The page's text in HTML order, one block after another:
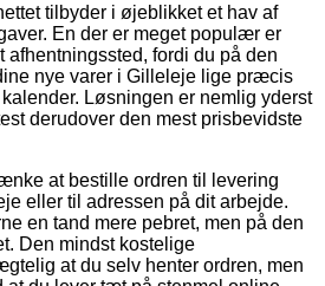
tilbyder i øjeblikket et hav af
En der er meget populær er
afhentningssted, fordi du på den
nye varer i Gilleleje lige præcis
Løsningen er nemlig yderst
derudover den mest prisbevidste
at bestille ordren til levering
eller til adressen på dit arbejde.
en tand mere pebret, men på den
Den mindst kostelige
at du selv henter ordren, men